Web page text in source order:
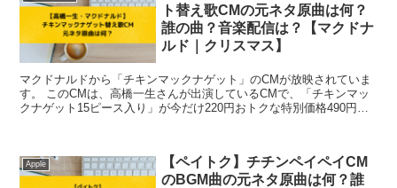
ト替え歌CMの元ネタ原曲は何？
誰の曲？音楽配信は？【マクドナ
ルド｜クリスマス】
マクドナルドから「チキンマックナゲット」のCMが放映されていま
す。 このCMは、高橋一生さんが出演しているCMで、「チキンマッ
クナゲット15ピース入り」が今だけ220円おトクな特別価格490円！
Apple
【ペイトク】チチンペイペイCM
のBGM曲の元ネタ原曲は何？誰